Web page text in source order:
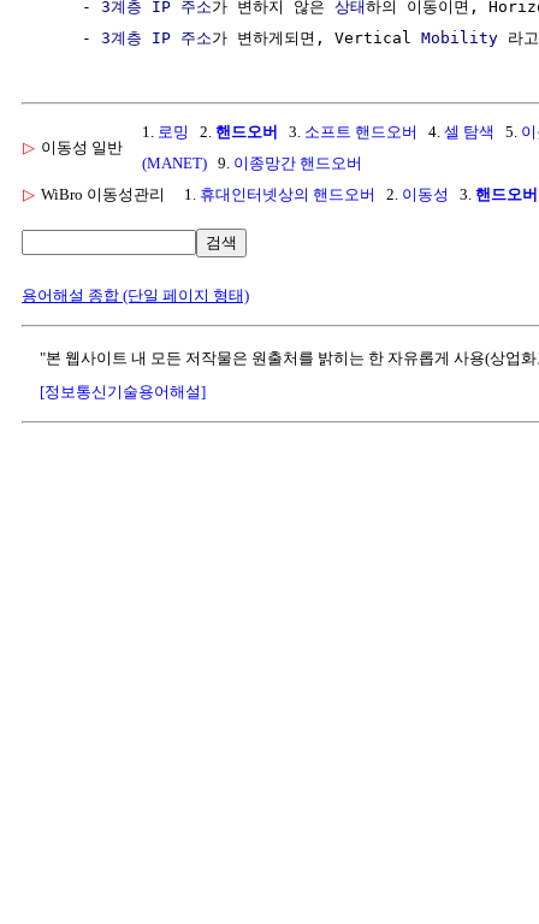
     -
3계층 IP 주소가 변하지 않은 상태하의 이동이면,
     -
3계층 IP 주소가 변하게되면, Vertical Mobility
▷ 이동성 일반
1. 로밍 2. 핸드오버 3. 소프트 핸드오버 4. 셀 탐색 5.
(MANET) 9. 이종망간 핸드오버
▷ WiBro 이동성관리 1. 휴대인터넷상의 핸드오버 2. 이동성 3. 핸드오버
검색
용어해설 종합 (단일 페이지 형태)
"본 웹사이트 내 모든 저작물은 원출처를 밝히는 한 자유롭게 사용(상업
[정보통신기술용어해설]